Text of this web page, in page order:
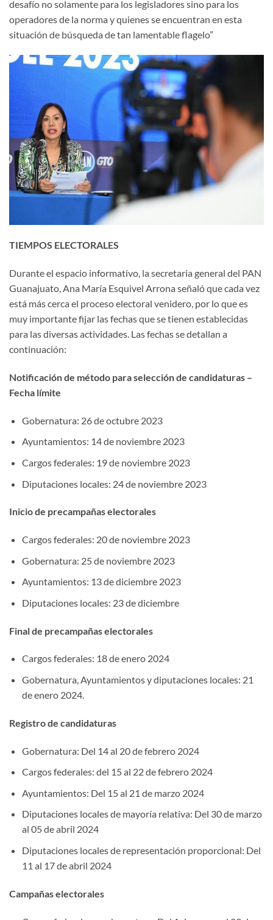
desafío no solamente para los legisladores sino para los
operadores de la norma y quienes se encuentran en esta
situación de búsqueda de tan lamentable flagelo”
TIEMPOS ELECTORALES
Durante el espacio informativo, la secretaria general del PAN
Guanajuato, Ana María Esquivel Arrona señaló que cada vez
está más cerca el proceso electoral venidero, por lo que es
muy importante fijar las fechas que se tienen establecidas
para las diversas actividades. Las fechas se detallan a
continuación:
Notificación de método para selección de candidaturas –
Fecha límite
Gobernatura: 26 de octubre 2023
Ayuntamientos: 14 de noviembre 2023
Cargos federales: 19 de noviembre 2023
Diputaciones locales: 24 de noviembre 2023
Inicio de precampañas electorales
Cargos federales: 20 de noviembre 2023
Gobernatura: 25 de noviembre 2023
Ayuntamientos: 13 de diciembre 2023
Diputaciones locales: 23 de diciembre
Final de precampañas electorales
Cargos federales: 18 de enero 2024
Gobernatura, Ayuntamientos y diputaciones locales: 21
de enero 2024.
Registro de candidaturas
Gobernatura: Del 14 al 20 de febrero 2024
Cargos federales: del 15 al 22 de febrero 2024
Ayuntamientos: Del 15 al 21 de marzo 2024
Diputaciones locales de mayoría relativa: Del 30 de marzo
al 05 de abril 2024
Diputaciones locales de representación proporcional: Del
11 al 17 de abril 2024
Campañas electorales